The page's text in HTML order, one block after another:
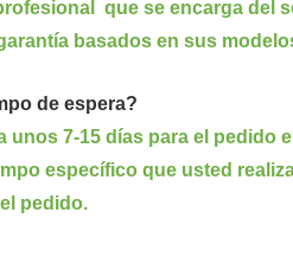
que se encarga del
basados en sus
de espera?
unos7-15días para el pedido
específico que usted
pedido.